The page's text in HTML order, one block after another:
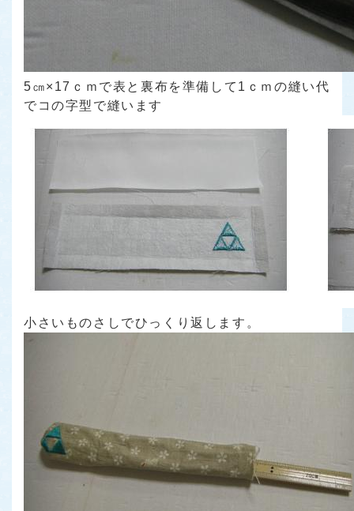
5㎝×17ｃｍで表と裏布を準備して1ｃｍの縫い代
でコの字型で縫います
小さいものさしでひっくり返します。